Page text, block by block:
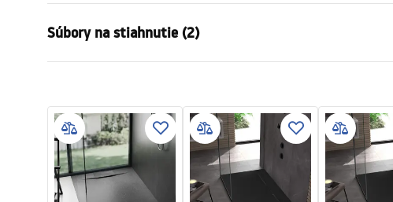
Materiál
Dĺžka
900mm
Výška
25 mm
Spôsob montáže
Na podlahe,
Priemer odpadu
Dá sa rezať
Áno
Súbory na stiahnutie (2)
manual - SK.pdf Shower tray.pdf